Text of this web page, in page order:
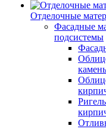
Отделочные
Фасадные
подсистемы
камень